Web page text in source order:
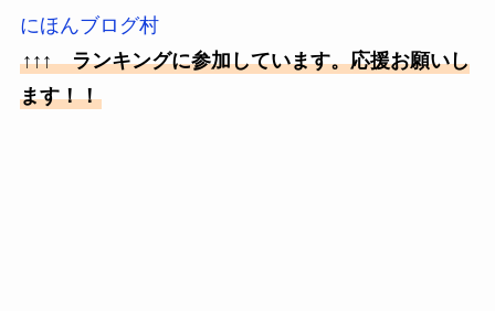
にほんブログ村
↑↑↑ ランキングに参加しています。応援お願いし
ます！！